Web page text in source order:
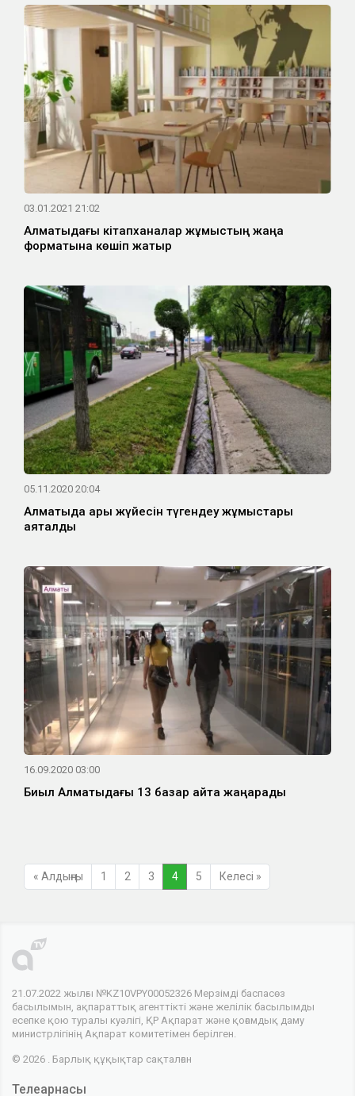
03.01.2021 21:02
Алматыдағы кітапханалар жұмыстың жаңа
форматына көшіп жатыр
05.11.2020 20:04
Алматыда арық жүйесін түгендеу жұмыстары
аяқталды
16.09.2020 03:00
Биыл Алматыдағы 13 базар қайта жаңарады
« Алдыңғы 1 2 3 4 5 Келесі »
21.07.2022 жылғы №KZ10VPY00052326 Мерзімді баспасөз
басылымын, ақпараттық агенттікті және желілік басылымды
есепке қою туралы куәлігі, ҚР Ақпарат және қоғамдық даму
министрлігінің Ақпарат комитетімен берілген.
© 2026 . Барлық құқықтар сақталған
Телеарнасы